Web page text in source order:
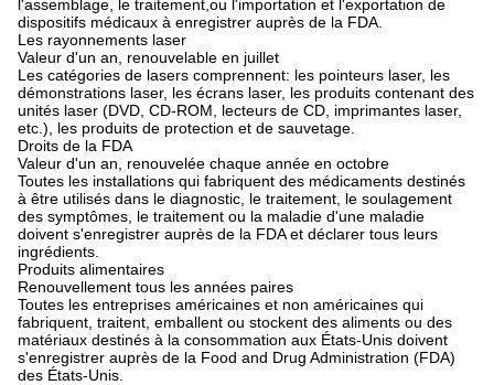
l'assemblage, le traitement,ou l'importation et l'exportation de
dispositifs médicaux à enregistrer auprès de la FDA.
Les rayonnements laser
Valeur d'un an, renouvelable en juillet
Les catégories de lasers comprennent: les pointeurs laser, les
démonstrations laser, les écrans laser, les produits contenant des
unités laser (DVD, CD-ROM, lecteurs de CD, imprimantes laser,
etc.), les produits de protection et de sauvetage.
Droits de la FDA
Valeur d'un an, renouvelée chaque année en octobre
Toutes les installations qui fabriquent des médicaments destinés
à être utilisés dans le diagnostic, le traitement, le soulagement
des symptômes, le traitement ou la maladie d'une maladie
doivent s'enregistrer auprès de la FDA et déclarer tous leurs
ingrédients.
Produits alimentaires
Renouvellement tous les années paires
Toutes les entreprises américaines et non américaines qui
fabriquent, traitent, emballent ou stockent des aliments ou des
matériaux destinés à la consommation aux États-Unis doivent
s'enregistrer auprès de la Food and Drug Administration (FDA)
des États-Unis.